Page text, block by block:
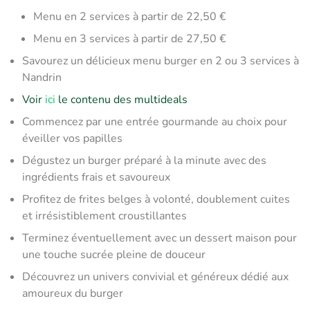
​Menu en 2 services à partir de 22,50 €
Menu en 3 services à partir de 27,50 €
Savourez un délicieux menu burger en 2 ou 3 services à
Nandrin
Voir ici le contenu des multideals
Commencez par une entrée gourmande au choix pour
éveiller vos papilles
Dégustez un burger préparé à la minute avec des
ingrédients frais et savoureux
Profitez de frites belges à volonté, doublement cuites
et irrésistiblement croustillantes
Terminez éventuellement avec un dessert maison pour
une touche sucrée pleine de douceur
Découvrez un univers convivial et généreux dédié aux
amoureux du burger